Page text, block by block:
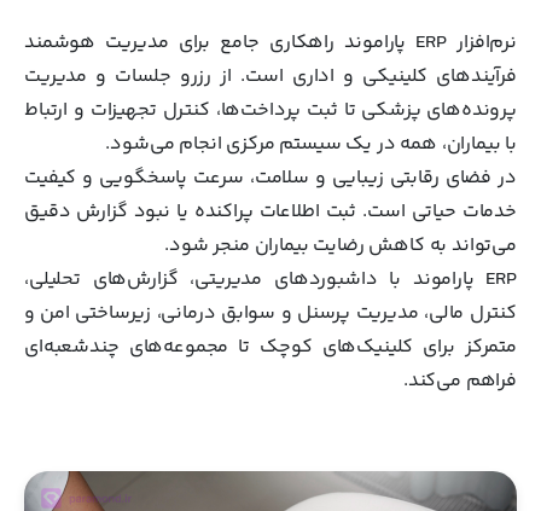
نرم‌افزار ERP پاراموند راهکاری جامع برای مدیریت هوشمند
فرآیندهای کلینیکی و اداری است. از رزرو جلسات و مدیریت
پرونده‌های پزشکی تا ثبت پرداخت‌ها، کنترل تجهیزات و ارتباط
با بیماران، همه در یک سیستم مرکزی انجام می‌شود.
در فضای رقابتی زیبایی و سلامت، سرعت پاسخگویی و کیفیت
خدمات حیاتی است. ثبت اطلاعات پراکنده یا نبود گزارش دقیق
می‌تواند به کاهش رضایت بیماران منجر شود.
ERP پاراموند با داشبوردهای مدیریتی، گزارش‌های تحلیلی،
کنترل مالی، مدیریت پرسنل و سوابق درمانی، زیرساختی امن و
متمرکز برای کلینیک‌های کوچک تا مجموعه‌های چندشعبه‌ای
فراهم می‌کند.